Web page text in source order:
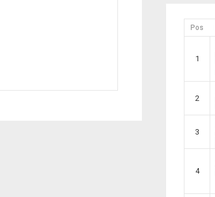
Pos
1
2
3
4